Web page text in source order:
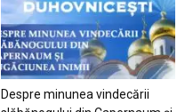
Despre minunea vindecării